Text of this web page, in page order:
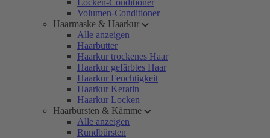
Locken-Conditioner
Volumen-Conditioner
Haarmaske & Haarkur
Alle anzeigen
Haarbutter
Haarkur trockenes Haar
Haarkur gefärbtes Haar
Haarkur Feuchtigkeit
Haarkur Keratin
Haarkur Locken
Haarbürsten & Kämme
Alle anzeigen
Rundbürsten